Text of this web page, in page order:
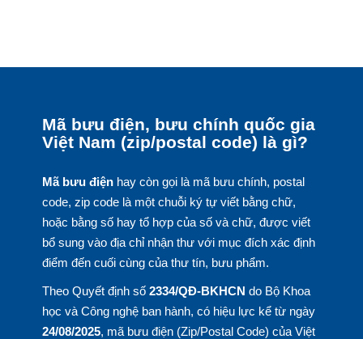
Mã bưu điện, bưu chính quốc gia
Việt Nam (zip/postal code) là gì?
Mã bưu điệnhay còn gọi là mã bưu chính, postal
code, zip code là một chuỗi ký tự viết bằng chữ,
hoặc bằng số hay tổ hợp của số và chữ, được viết
bổ sung vào địa chỉ nhận thư với mục đích xác định
điểm đến cuối cùng của thư tín, bưu phẩm.
Theo Quyết định số 2334/QĐ-BKHCN do Bộ Khoa
học và Công nghệ ban hành, có hiệu lực kể từ ngày
24/08/2025, mã bưu điện (Zip/Postal Code) của Việt